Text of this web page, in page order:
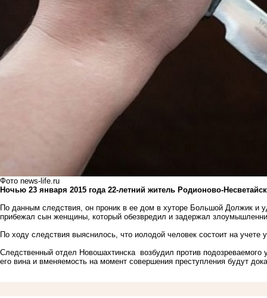
Фото news-life.ru
Ночью 23 января 2015 года 22-летний житель Родионово-
По данным следствия, он проник в ее дом в хуторе Большой Должик и
прибежал сын женщины, который обезвредил и задержал
По ходу следствия выяснилось, что иолодой человек состоит на учете
Следственный отдел Новошахтинска возбудил против
его вина и вменяемость на момент совершения преступления будут